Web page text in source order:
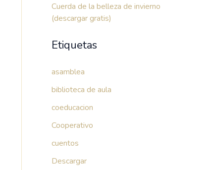
Cuerda de la belleza de invierno
(descargar gratis)
Etiquetas
asamblea
biblioteca de aula
coeducacion
Cooperativo
cuentos
Descargar